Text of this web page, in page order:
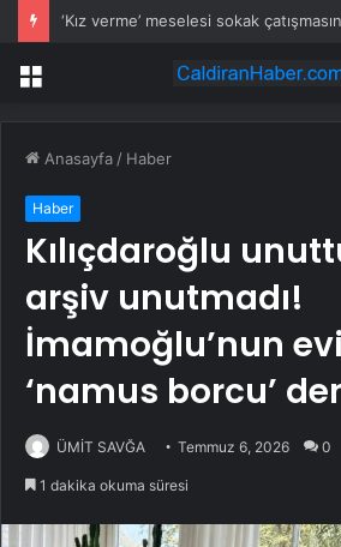
‘Kız verme’ meselesi sokak
Menü
Anasayfa / Haber
Haber
Kılıçdaroğlu
arşiv unutmadı!
İmamoğlu’nun
‘namus borcu’
ÜMİT SAVĞA Temmuz 6, 2026 0
1 dakika okuma süresi